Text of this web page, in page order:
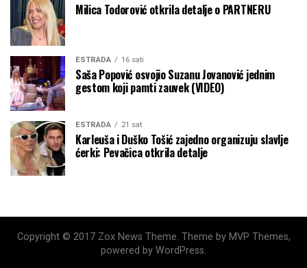
Milica Todorović otkrila detalje o PARTNERU
ESTRADA 16 sati
Saša Popović osvojio Suzanu Jovanović jednim
gestom koji pamti zauvek (VIDEO)
ESTRADA 21 sat
Karleuša i Duško Tošić zajedno organizuju slavlje
ćerki: Pevačica otkrila detalje
Copyright © 2017 Zox News Theme. Theme by MVP Themes,
powered by WordPress.